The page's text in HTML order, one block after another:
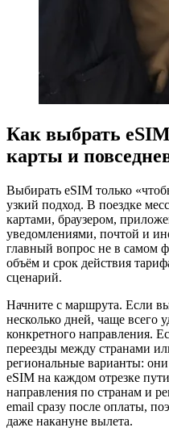
Как выбрать
карты и
Выбирать eSIM только
узкий подход. В поездке
картами, браузером,
уведомлениями, почтой и
главный вопрос не в самом
объём и срок действия
сценарий.
Начните с маршрута. Если
несколько дней, чаще всего
конкретного направления.
переезды между странами
региональные варианты:
eSIM на каждом отрезке
направления по странам и
email сразу после оплаты,
даже накануне вылета.